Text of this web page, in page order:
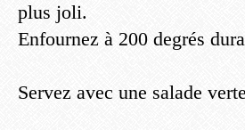
plus joli.
Enfournez à 200 degrés
Servez avec une salade